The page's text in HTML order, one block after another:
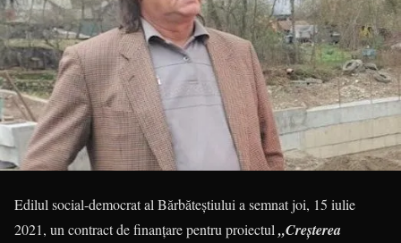
Edilul social-democrat al Bărbăteștiului a semnat joi, 15 iulie
2021, un contract de finanțare pentru proiectul „Creșterea